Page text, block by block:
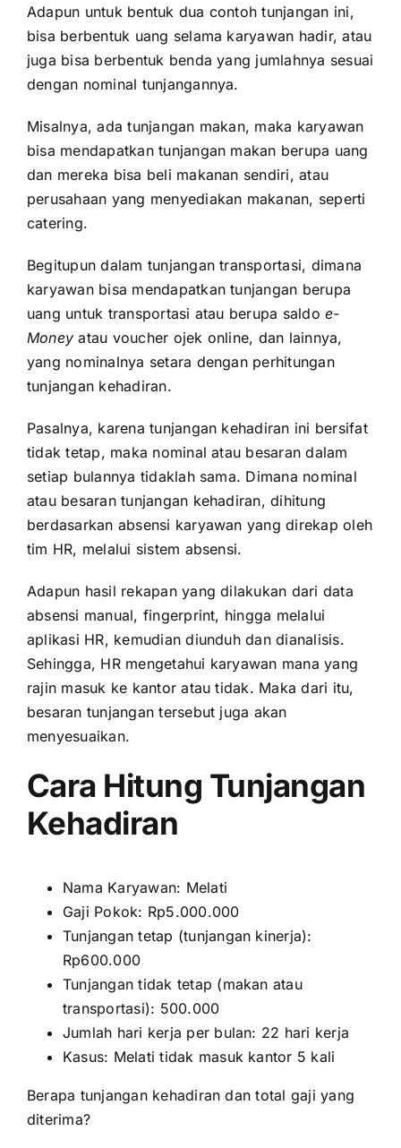
Adapun untuk bentuk dua contoh tunjangan ini,
bisa berbentuk uang selama karyawan hadir, atau
juga bisa berbentuk benda yang jumlahnya sesuai
dengan nominal tunjangannya.
Misalnya, ada tunjangan makan, maka karyawan
bisa mendapatkan tunjangan makan berupa uang
dan mereka bisa beli makanan sendiri, atau
perusahaan yang menyediakan makanan, seperti
catering.
Begitupun dalam tunjangan transportasi, dimana
karyawan bisa mendapatkan tunjangan berupa
uang untuk transportasi atau berupa saldoe-
Moneyatau voucher ojek online, dan lainnya,
yang nominalnya setara dengan perhitungan
tunjangan kehadiran.
Pasalnya, karena tunjangan kehadiran ini bersifat
tidak tetap, maka nominal atau besaran dalam
setiap bulannya tidaklah sama. Dimana nominal
atau besaran tunjangan kehadiran, dihitung
berdasarkan absensi karyawan yang direkap oleh
tim HR, melalui sistem absensi.
Adapun hasil rekapan yang dilakukan dari data
absensi manual, fingerprint, hingga melalui
aplikasi HR, kemudian diunduh dan dianalisis.
Sehingga, HR mengetahui karyawan mana yang
rajin masuk ke kantor atau tidak. Maka dari itu,
besaran tunjangan tersebut juga akan
menyesuaikan.
Cara Hitung Tunjangan
Kehadiran
Nama Karyawan: Melati
Gaji Pokok: Rp5.000.000
Tunjangan tetap (tunjangan kinerja):
Rp600.000
Tunjangan tidak tetap (makan atau
transportasi): 500.000
Jumlah hari kerja per bulan: 22 hari kerja
Kasus: Melati tidak masuk kantor 5 kali
Berapa tunjangan kehadiran dan total gaji yang
diterima?